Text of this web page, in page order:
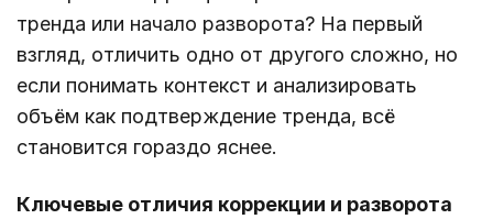
тренда или начало разворота? На первый
взгляд, отличить одно от другого сложно, но
если понимать контекст и анализировать
объём как подтверждение тренда, всё
становится гораздо яснее.
Ключевые отличия коррекции и разворота